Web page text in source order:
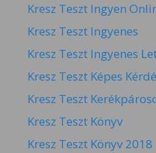
Kresz Teszt Ingyen
Kresz Teszt Ingyenes
Kresz Teszt Ingyenes
Kresz Teszt Képes
Kresz Teszt
Kresz Teszt Könyv
Kresz Teszt Könyv 2018